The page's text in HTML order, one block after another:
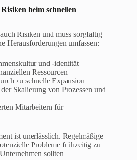
beim schnellen
Risiken und muss sorgfältig
Herausforderungen umfassen:
und -identität
Ressourcen
zu schnelle Expansion
Skalierung von Prozessen und
Mitarbeitern für
ist unerlässlich. Regelmäßige
Probleme frühzeitig zu
sollten